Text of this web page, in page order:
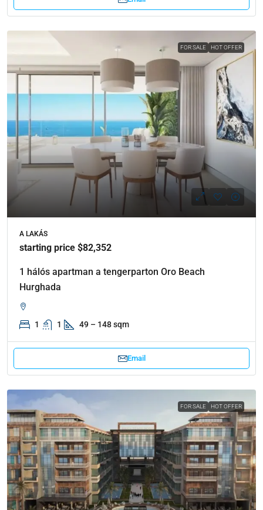
FOR SALE HOT OFFER
A LAKÁS
starting price $82,352
1 hálós apartman a tengerparton Oro Beach
Hurghada
1 1 49 – 148 sqm
Email
FOR SALE HOT OFFER